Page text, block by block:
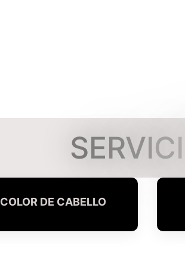
SERVICI
COLOR DE CABELLO